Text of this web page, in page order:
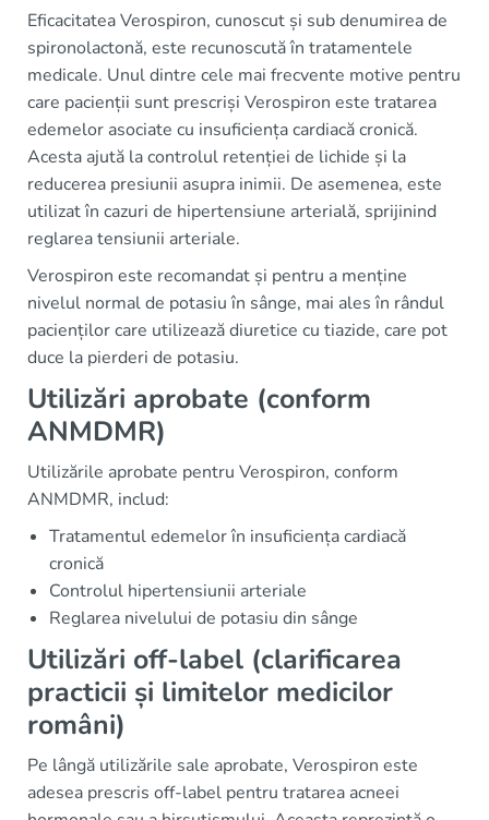
Eficacitatea Verospiron, cunoscut și sub denumirea de
spironolactonă, este recunoscută în tratamentele
medicale. Unul dintre cele mai frecvente motive pentru
care pacienții sunt prescriși Verospiron este tratarea
edemelor asociate cu insuficiența cardiacă cronică.
Acesta ajută la controlul retenției de lichide și la
reducerea presiunii asupra inimii. De asemenea, este
utilizat în cazuri de hipertensiune arterială, sprijinind
reglarea tensiunii arteriale.
Verospiron este recomandat și pentru a menține
nivelul normal de potasiu în sânge, mai ales în rândul
pacienților care utilizează diuretice cu tiazide, care pot
duce la pierderi de potasiu.
Utilizări aprobate (conform
ANMDMR)
Utilizările aprobate pentru Verospiron, conform
ANMDMR, includ:
Tratamentul edemelor în insuficiența cardiacă
cronică
Controlul hipertensiunii arteriale
Reglarea nivelului de potasiu din sânge
Utilizări off-label (clarificarea
practicii și limitelor medicilor
români)
Pe lângă utilizările sale aprobate, Verospiron este
adesea prescris off-label pentru tratarea acneei